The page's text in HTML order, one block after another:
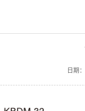
日期：